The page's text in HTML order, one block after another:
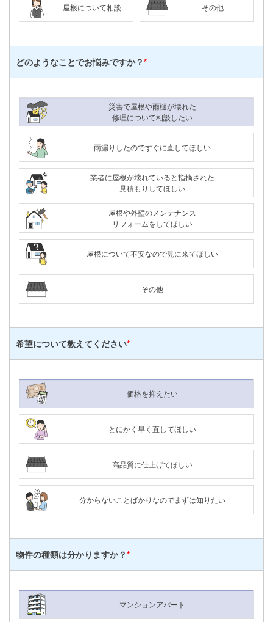
メールで
相談する
相談する
屋根について相談 その他
どのようなことでお悩みですか？*
災害で屋根や雨樋が壊れた
修理について相談したい
雨漏りしたのですぐに直してほしい
業者に屋根が壊れていると指摘された
見積もりしてほしい
屋根や外壁のメンテナンス
リフォームをしてほしい
屋根について不安なので見に来てほしい
その他
希望について教えてください*
価格を抑えたい
とにかく早く直してほしい
高品質に仕上げてほしい
分からないことばかりなのでまずは知りたい
物件の種類は分かりますか？*
マンションアパート